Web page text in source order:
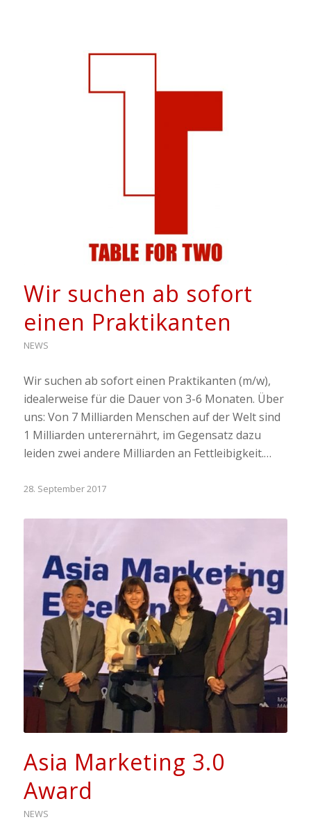
Wir suchen ab sofort
einen Praktikanten
NEWS
Wir suchen ab sofort einen Praktikanten (m/w),
idealerweise für die Dauer von 3-6 Monaten. Über
uns: Von 7 Milliarden Menschen auf der Welt sind
1 Milliarden unterernährt, im Gegensatz dazu
leiden zwei andere Milliarden an Fettleibigkeit.…
28. September 2017
Asia Marketing 3.0
Award
NEWS